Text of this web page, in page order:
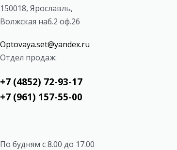
150018, Ярославль,
Волжская наб.2 оф.26
Optovaya.set@yandex.ru
Отдел продаж:
+7 (4852) 72-93-17
+7 (961) 157-55-00
По будням c 8.00 до 17.00